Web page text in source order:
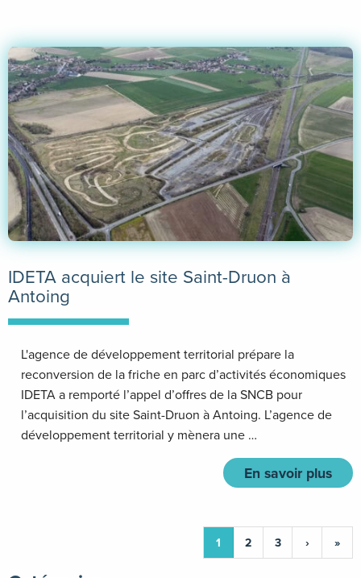
IDETA acquiert le site Saint-Druon à
Antoing
L'agence de développement territorial prépare la
reconversion de la friche en parc d’activités économiques
IDETA a remporté l’appel d’offres de la SNCB pour
l’acquisition du site Saint-Druon à Antoing. L’agence de
développement territorial y mènera une …
En savoir plus
1 2 3 › »